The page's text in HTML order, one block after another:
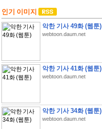
인기 이미지
악한 기사 49화 (웹툰)
webtoon.daum.net
악한 기사 41화 (웹툰)
webtoon.daum.net
악한 기사 34화 (웹툰)
webtoon.daum.net